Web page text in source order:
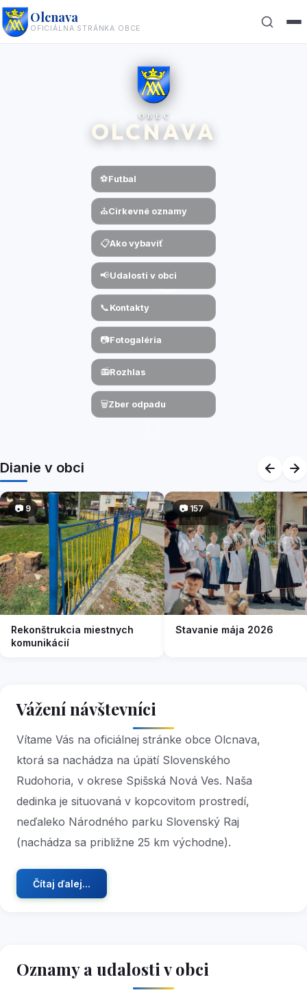
Olcnava
OFICIÁLNA STRÁNKA OBCE
OBEC
OLCNAVA
⚽Futbal
⛪Cirkevné oznamy
📋Ako vybaviť
📢Udalosti v obci
📞 Kontakty
📷Fotogaléria
📻Rozhlas
🗑️Zber odpadu
Dianie v obci
📷 9
Rekonštrukcia miestnych
komunikácií
📷157
Stavanie mája 2026
Vážení návštevníci
Vítame Vás na oficiálnej stránke obce Olcnava,
ktorá sa nachádza na úpätí Slovenského
Rudohoria, v okrese Spišská Nová Ves. Naša
dedinka je situovaná v kopcovitom prostredí,
neďaleko Národného parku Slovenský Raj
(nachádza sa približne 25 km východne).
Čítaj ďalej...
Oznamy a udalosti v obci